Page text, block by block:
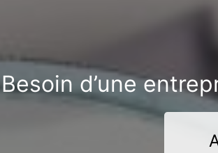
Besoin d’une